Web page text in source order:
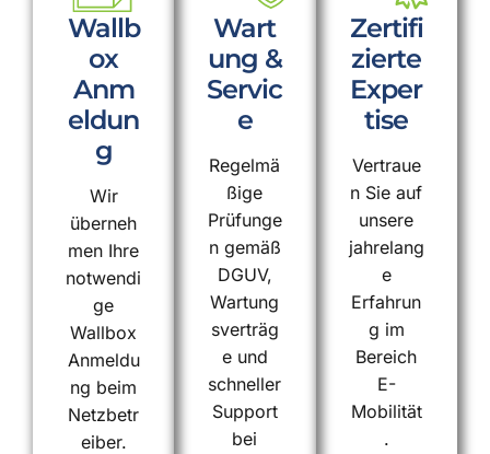
Wallb
ox
Anm
eldun
g
Wir
überneh
men Ihre
notwendi
ge
Wallbox
Anmeldu
ng beim
Netzbetr
eiber.
Wart
ung &
Servic
e
Regelmä
ßige
Prüfunge
n gemäß
DGUV,
Wartung
sverträg
e und
schneller
Support
bei
Zertifi
zierte
Exper
tise
Vertraue
n Sie auf
unsere
jahrelang
e
Erfahrun
g im
Bereich
E-
Mobilität
.